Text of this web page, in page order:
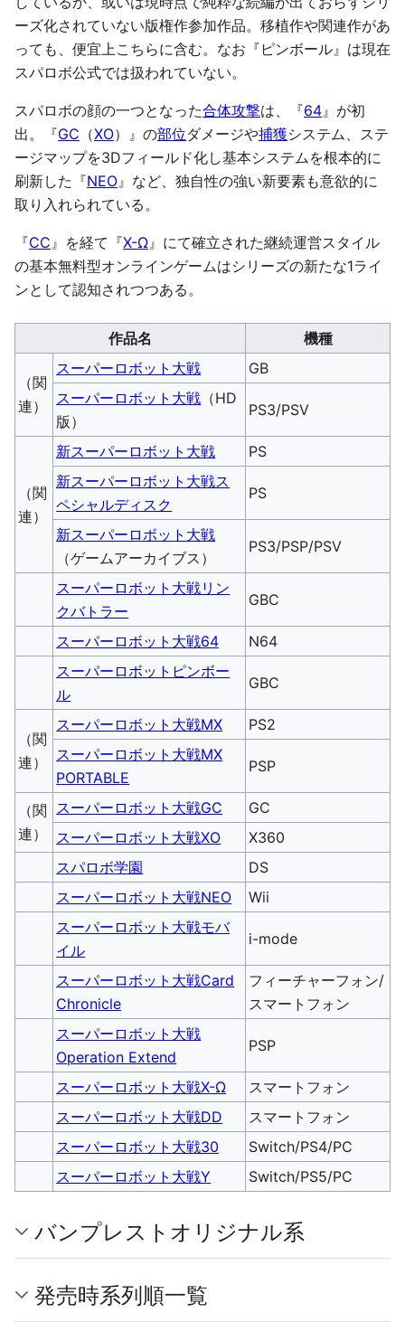
ーズ化されていない版権作参加作品。移植作や関連作があ
っても、便宜上こちらに含む。なお『ピンボール』は現在
スパロボ公式では扱われていない。
スパロボの顔の一つとなった合体攻撃は、『64 』が初
出。『GC （XO）』の部位ダメージや捕獲システム、ステ
ージマップを3Dフィールド化し基本システムを根本的に
刷新した『NEO 』など、独自性の強い新要素も意欲的に
取り入れられている。
『CC 』を経て『X-Ω 』にて確立された継続運営スタイル
の基本無料型オンラインゲームはシリーズの新たな1ライ
ンとして認知されつつある。
作品名 機種
（関
連）
スーパーロボット大戦
GB
スーパーロボット大戦 （HD
版）
PS3/PSV
（関
連）
新スーパーロボット大戦
PS
新スーパーロボット大戦ス
ペシャルディスク
PS
新スーパーロボット大戦
（ゲームアーカイブス）
PS3/PSP/PSV
スーパーロボット大戦リン
クバトラー
GBC
スーパーロボット大戦64
N64
スーパーロボットピンボー
ル
GBC
（関
連）
スーパーロボット大戦MX
PS2
スーパーロボット大戦MX
PORTABLE
PSP
（関
連）
スーパーロボット大戦GC
GC
スーパーロボット大戦XO
X360
スパロボ学園
DS
スーパーロボット大戦NEO
Wii
スーパーロボット大戦モバ
イル
i-mode
スーパーロボット大戦Card
Chronicle
フィーチャーフォン/
スマートフォン
スーパーロボット大戦
Operation Extend
PSP
スーパーロボット大戦X-Ω
スマートフォン
スーパーロボット大戦DD
スマートフォン
スーパーロボット大戦30
Switch/PS4/PC
スーパーロボット大戦Y
Switch/PS5/PC
バンプレストオリジナル系
発売時系列順一覧